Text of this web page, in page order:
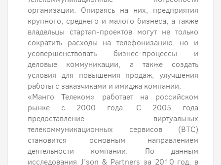
организации. Опираясь на них, предприятия
крупного, среднего и малого бизнеса, а также
владельцы стартап-проектов могут не только
сократить расходы на телефонизацию, но и
усовершенствовать бизнес-процессы и
деловые коммуникации, а также создать
условия для повышения продаж, улучшения
работы с заказчиками и имиджа компании.
«Манго Телеком» работает на российском
рынке с 2000 года. С 2005 года
предоставление виртуальных
телекоммуникационных сервисов (ВТС)
становится основным направлением
деятельности компании. По данным
исследования J'son & Partners за 2010 год, в